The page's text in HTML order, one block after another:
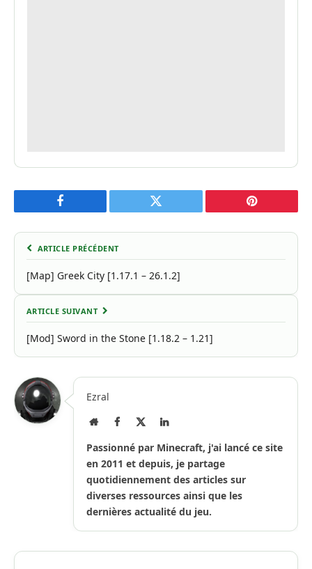
Facebook Twitter Pinterest
ARTICLE PRÉCÉDENT
[Map] Greek City [1.17.1 – 26.1.2]
ARTICLE SUIVANT
[Mod] Sword in the Stone [1.18.2 – 1.21]
Ezral
Site
Facebook LinkedIn
Passionné par Minecraft, j'ai lancé ce site
en 2011 et depuis, je partage
quotidiennement des articles sur
diverses ressources ainsi que les
dernières actualité du jeu.